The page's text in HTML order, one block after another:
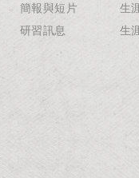
簡報與短片
研習訊息
生
生